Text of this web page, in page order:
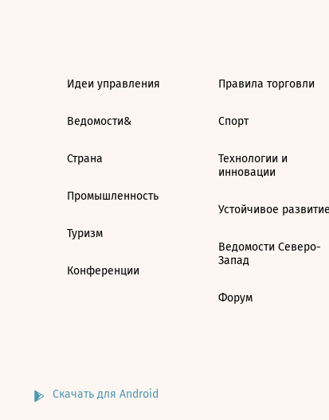
Идеи управления
Ведомости&
Страна
Промышленность
Туризм
Конференции
Правила торговли
Спорт
Технологии и
инновации
Устойчивое
Ведомости Северо-
Запад
Форум
Скачать для Android